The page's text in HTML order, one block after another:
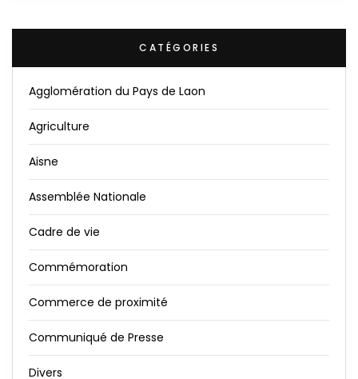
CATÉGORIES
Agglomération du Pays de Laon
Agriculture
Aisne
Assemblée Nationale
Cadre de vie
Commémoration
Commerce de proximité
Communiqué de Presse
Divers